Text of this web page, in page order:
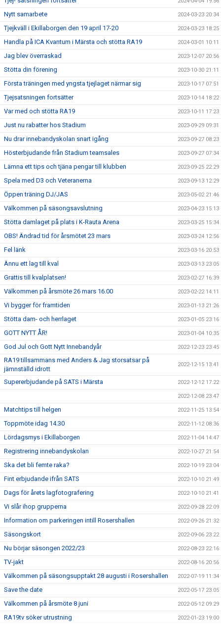
Nytt samarbete 2024-03-23 20:34
Tjejkväll i Ekillaborgen den 19 april 17-20 2024-03-23 18:25
Handla på ICA Kvantum i Märsta och stötta RA19 2024-03-01 10:11
Jag blev överraskad 2023-12-07 20:56
Stötta din förening 2023-10-30 21:11
Första träningen med yngsta tjejlaget närmar sig 2023-10-17 07:51
Tjejsatsningen fortsätter 2023-10-14 18:22
Var med och stötta RA19 2023-10-11 17:23
Just nu rabatter hos Stadium 2023-09-29 09:31
Nu drar innebandyskolan snart igång 2023-09-27 08:23
Hösterbjudande från Stadium teamsales 2023-09-27 07:34
Lämna ett tips och tjäna pengar till klubben 2023-09-25 22:29
Spela med D3 och Veteranerna 2023-09-13 12:29
Öppen träning DJ/JAS 2023-05-02 21:46
Välkommen på säsongsavslutning 2023-04-23 15:13
Stötta damlaget på plats i K-Rauta Arena 2023-03-25 15:34
OBS! Ändrad tid för årsmötet 23 mars 2023-03-24 12:56
Fel länk 2023-03-16 20:53
Ännu ett lag till kval 2023-03-13 23:05
Grattis till kvalplatsen! 2023-02-27 16:39
Välkommen på årsmöte 26 mars 16.00 2023-02-22 14:11
Vi bygger för framtiden 2023-01-13 21:26
Stötta dam- och herrlaget 2023-01-05 23:16
GOTT NYTT ÅR! 2023-01-04 10:35
God Jul och Gott Nytt Innebandyår 2022-12-23 23:45
RA19 tillsammans med Anders & Jag storsatsar på
jämnställd idrott
2022-12-15 13:41
Supererbjudande på SATS i Märsta 2022-12-12 17:22
2022-12-08 23:47
Matchtips till helgen 2022-11-25 13:54
Toppmöte idag 14.30 2022-11-12 08:36
Lördagsmys i Ekillaborgen 2022-11-04 14:47
Registrering innebandyskolan 2022-10-27 21:54
Ska det bli femte raka? 2022-10-19 23:04
Fint erbjudande ifrån SATS 2022-10-10 21:49
Dags för årets lagfotografering 2022-10-10 21:41
Vi slår ihop grupperna 2022-09-28 22:09
Information om parkeringen intill Rosershallen 2022-09-26 21:32
Säsongskort 2022-09-06 23:22
Nu börjar säsongen 2022/23 2022-08-23 22:16
TV-jakt 2022-08-16 20:56
Välkommen på säsongsupptakt 28 augusti i Rosershallen 2022-07-19 11:34
Save the date 2022-05-17 23:05
Välkommen på årsmöte 8 juni 2022-05-12 09:29
RA19tv söker utrustning 2022-01-23 19:00